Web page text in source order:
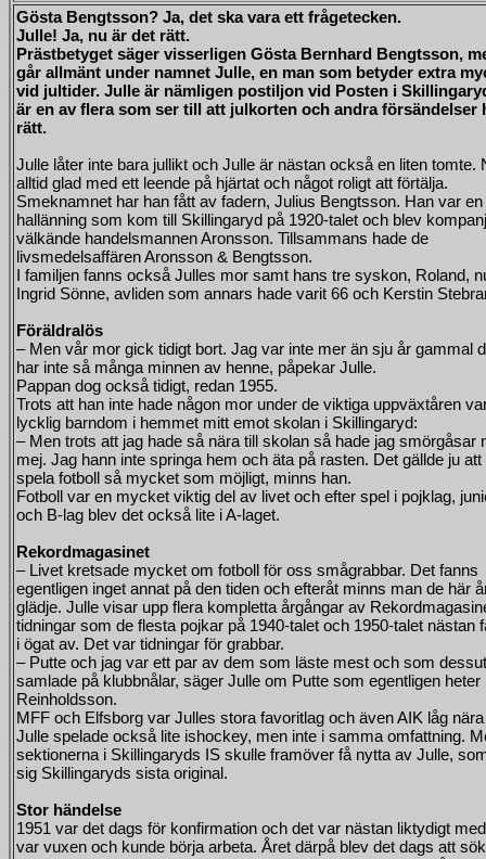
Gösta Bengtsson? Ja, det ska vara ett frågetecken.
Julle! Ja, nu är det rätt.
Prästbetyget säger visserligen Gösta Bernhard Bengtsson,
går allmänt under namnet Julle, en man som betyder extra
vid jultider. Julle är nämligen postiljon vid Posten i
är en av flera som ser till att julkorten och andra försändelser
rätt.
Julle låter inte bara jullikt och Julle är nästan också en liten tomte.
alltid glad med ett leende på hjärtat och något roligt att förtälja.
Smeknamnet har han fått av fadern, Julius Bengtsson. Han var en
hallänning som kom till Skillingaryd på 1920-talet och blev
välkände handelsmannen Aronsson. Tillsammans hade de
livsmedelsaffären Aronsson & Bengtsson.
I familjen fanns också Julles mor samt hans tre syskon, Roland,
Ingrid Sönne, avliden som annars hade varit 66 och Kerstin
Föräldralös
– Men vår mor gick tidigt bort. Jag var inte mer än sju år gammal
har inte så många minnen av henne, påpekar Julle.
Pappan dog också tidigt, redan 1955.
Trots att han inte hade någon mor under de viktiga uppväxtåren
lycklig barndom i hemmet mitt emot skolan i Skillingaryd:
– Men trots att jag hade så nära till skolan så hade jag smörgåsar
mej. Jag hann inte springa hem och äta på rasten. Det gällde ju att
spela fotboll så mycket som möjligt, minns han.
Fotboll var en mycket viktig del av livet och efter spel i pojklag,
och B-lag blev det också lite i A-laget.
Rekordmagasinet
– Livet kretsade mycket om fotboll för oss smågrabbar. Det fanns
egentligen inget annat på den tiden och efteråt minns man de här
glädje. Julle visar upp flera kompletta årgångar av
tidningar som de flesta pojkar på 1940-talet och 1950-talet nästan
i ögat av. Det var tidningar för grabbar.
– Putte och jag var ett par av dem som läste mest och som
samlade på klubbnålar, säger Julle om Putte som egentligen heter
Reinholdsson.
MFF och Elfsborg var Julles stora favoritlag och även AIK låg
Julle spelade också lite ishockey, men inte i samma omfattning.
sektionerna i Skillingaryds IS skulle framöver få nytta av Julle,
sig Skillingaryds sista original.
Stor händelse
1951 var det dags för konfirmation och det var nästan liktydigt
var vuxen och kunde börja arbeta. Året därpå blev det dags att